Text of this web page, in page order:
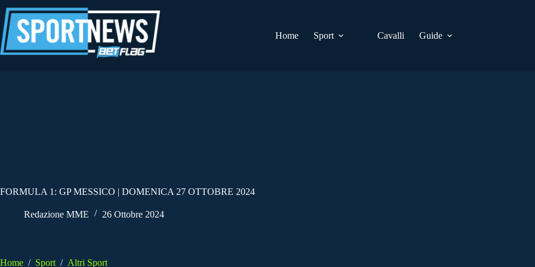
al
contenuto
Home
Sport Cavalli Guide
FORMULA 1: GP MESSICO | DOMENICA 27 OTTOBRE 2024
Redazione MME 26 Ottobre 2024
Home / Sport / Altri Sport